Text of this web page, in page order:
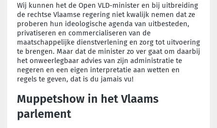
Wij kunnen het de Open VLD-minister en bij uitbreiding
de rechtse Vlaamse regering niet kwalijk nemen dat ze
proberen hun ideologische agenda van uitbesteden,
privatiseren en commercialiseren van de
maatschappelijke dienstverlening en zorg tot uitvoering
te brengen. Maar dat de minister zo ver gaat om daarbij
het onweerlegbaar advies van zijn administratie te
negeren en een eigen interpretatie aan wetten en
regels te geven, dat is du jamais vu!
Muppetshow in het Vlaams
parlement